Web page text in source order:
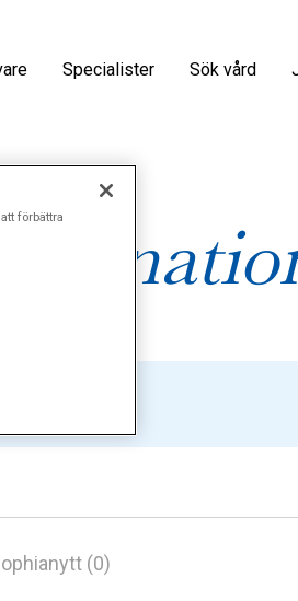
Specialister Sök vård
(0)
förbättra